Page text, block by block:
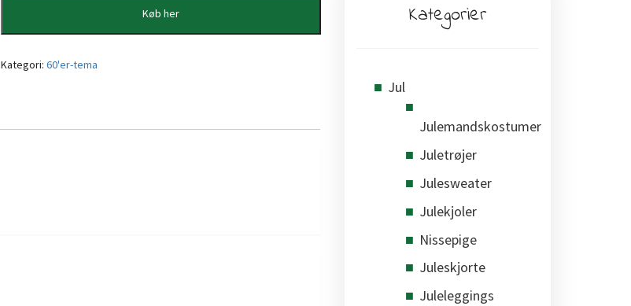
Køb her
Kategori: 60'er-tema
Kategorier
Jul
Julemandskostumer
Juletrøjer
Julesweater
Julekjoler
Nissepige
Juleskjorte
Juleleggings